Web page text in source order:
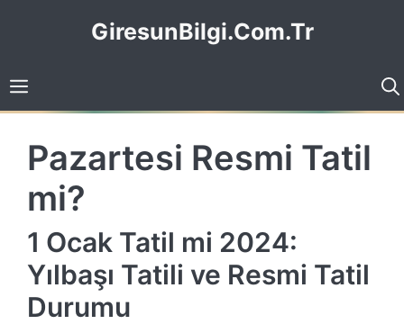
GiresunBilgi.Com.Tr
Pazartesi Resmi Tatil
mi?
1 Ocak Tatil mi 2024:
Yılbaşı Tatili ve Resmi Tatil
Durumu